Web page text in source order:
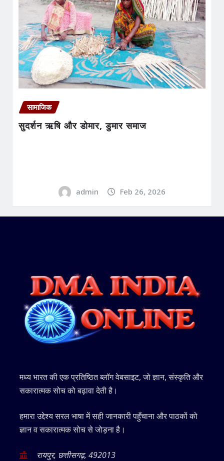
सामाजिक
सुदर्शन ऋषि और डोमार, डुमार समाज
admin Feb 26, 2026
मध्य भारत की एक प्रतिष्ठित ब्लॉग वेबसाइट, जो ज्ञान, संस्कृति और
सकारात्मक सोच को बढ़ावा देती है।
हमारा उद्देश्य सरल भाषा में सही जानकारी पहुँचाना और पाठकों को
ज्ञान व सकारात्मक सोच से जोड़ना है।
रायपुर, छत्तीसगढ़, 492013